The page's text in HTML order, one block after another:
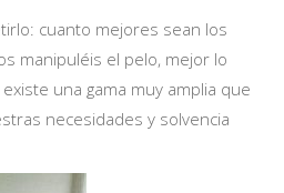
cuanto mejores sean los
manipuléis el pelo, mejor lo
una gama muy amplia que
necesidades y solvencia